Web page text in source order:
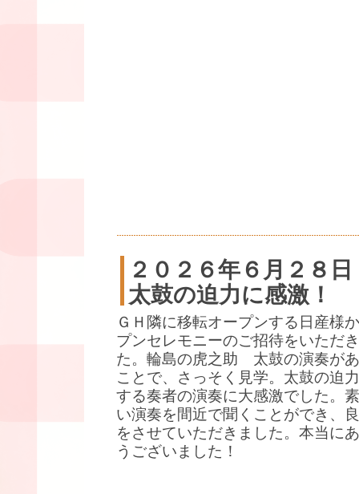
２０２６年６月２８日
太鼓の迫力に感激！
ＧＨ隣に移転オープンする日産様
プンセレモニーのご招待をいただ
た。輪島の虎之助 太鼓の演奏が
ことで、さっそく見学。太鼓の迫
する奏者の演奏に大感激でした。
い演奏を間近で聞くことができ、
をさせていただきました。本当に
うございました！